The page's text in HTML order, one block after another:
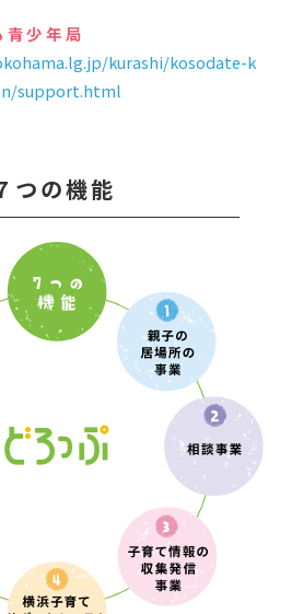
少年局
kurashi/kosodate-k
support.html
つの機能